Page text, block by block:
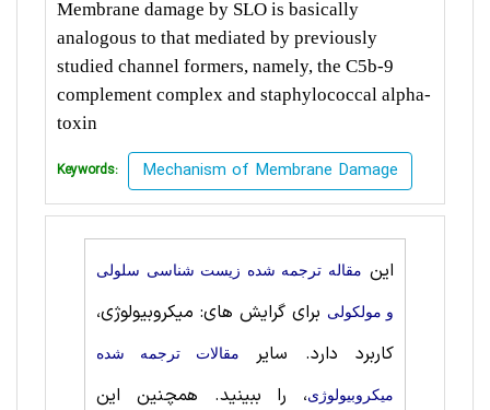
Membrane damage by SLO is basically
analogous to that mediated by previously
studied channel formers, namely, the C5b-9
complement complex and staphylococcal alpha-
toxin
Keywords: Mechanism of Membrane Damage
این مقاله ترجمه شده زیست شناسی سلولی
و مولکولی برای گرایش های: میکروبیولوژی،
کاربرد دارد. سایر
مقالات ترجمه شده
میکروبیولوژی، را ببینید. همچنین این